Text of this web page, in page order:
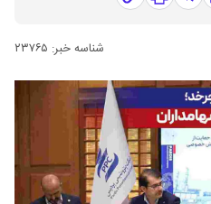
شناسه خبر: ۲۳۷۶۵